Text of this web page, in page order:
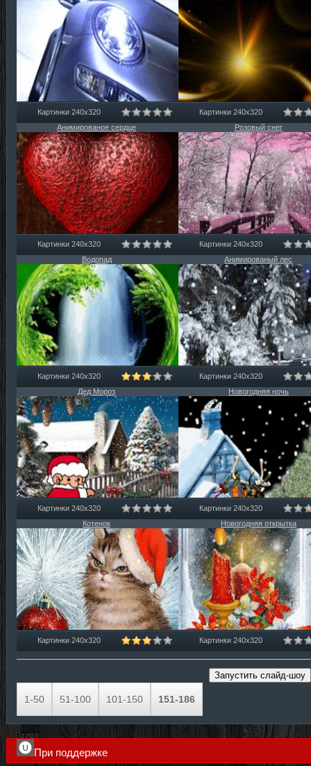
Картинки 240х320
Картинки 240х320
Анимированое сердце
Картинки 240х320
Розовый снег
Картинки 240х320
Водопад
Картинки 240х320
Анимированый лес
Картинки 240х320
Дед Мороз
Картинки 240х320
Новогодняя ночь
Картинки 240х320
Котенок
Картинки 240х320
Новогодняя открытка
Картинки 240х320
1-50 51-100 101-150 151-186
При поддержке